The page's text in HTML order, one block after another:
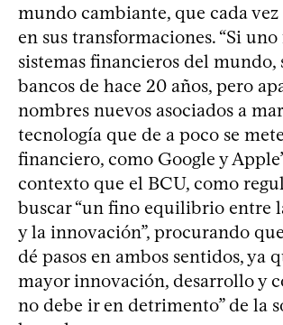
mundo cambiante, que cada vez
en sus transformaciones. “Si
sistemas financieros del mundo,
bancos de hace 20 años, pero
nombres nuevos asociados a
tecnología que de a poco se
financiero, como Google y
contexto que el BCU, como
buscar “un fino equilibrio entre
y la innovación”, procurando
dé pasos en ambos sentidos, ya
mayor innovación, desarrollo y
no debe ir en detrimento” de la